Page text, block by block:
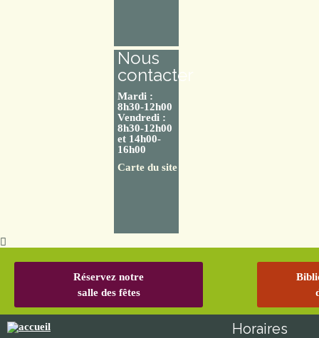
Nous
contacter
Mardi :
8h30-12h00
Vendredi :
8h30-12h00
et 14h00-
16h00
Carte du site
Réservez notre
salle des fêtes
Horaires